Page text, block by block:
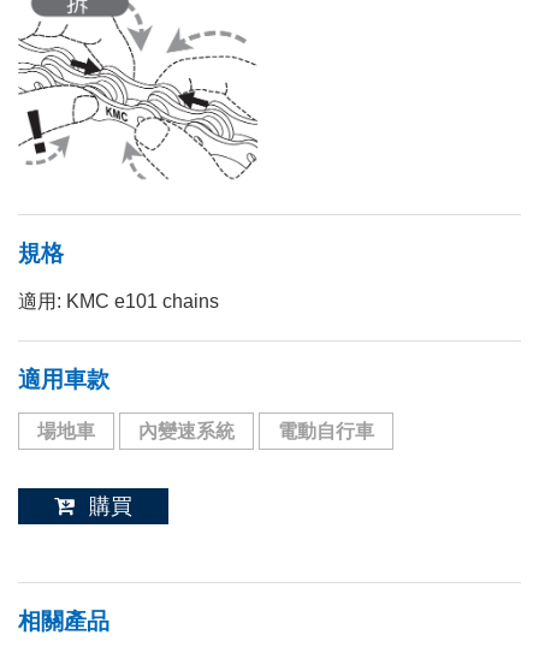
規格
適用: KMC e101 chains
適用車款
場地車 內變速系統 電動自行車
購買
相關產品